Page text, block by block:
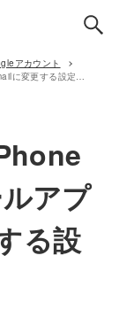
アカウント
【iPhone・iPad】iPhoneの「デフォルトメールアプリ」をGmailに変更する設定手順
アプ
る設